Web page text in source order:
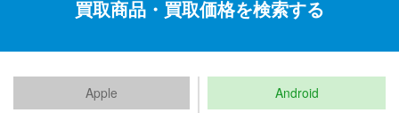
買取商品・買取価格を検索する
Apple Android